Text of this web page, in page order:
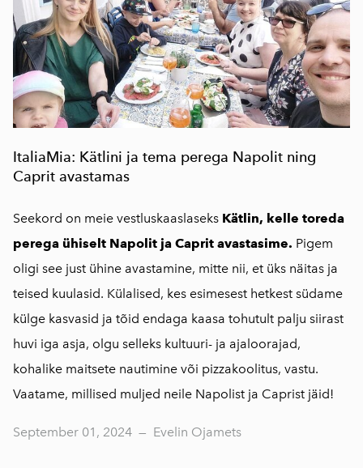
ItaliaMia: Kätlini ja tema perega Napolit ning
Caprit avastamas
Seekord on meie vestluskaaslaseks Kätlin, kelle toreda
perega ühiselt Napolit ja Caprit avastasime. Pigem
oligi see just ühine avastamine, mitte nii, et üks näitas ja
teised kuulasid. Külalised, kes esimesest hetkest südame
külge kasvasid ja tõid endaga kaasa tohutult palju siirast
huvi iga asja, olgu selleks kultuuri- ja ajaloorajad,
kohalike maitsete nautimine või pizzakoolitus, vastu.
Vaatame, millised muljed neile Napolist ja Caprist jäid!
September 01, 2024 — Evelin Ojamets